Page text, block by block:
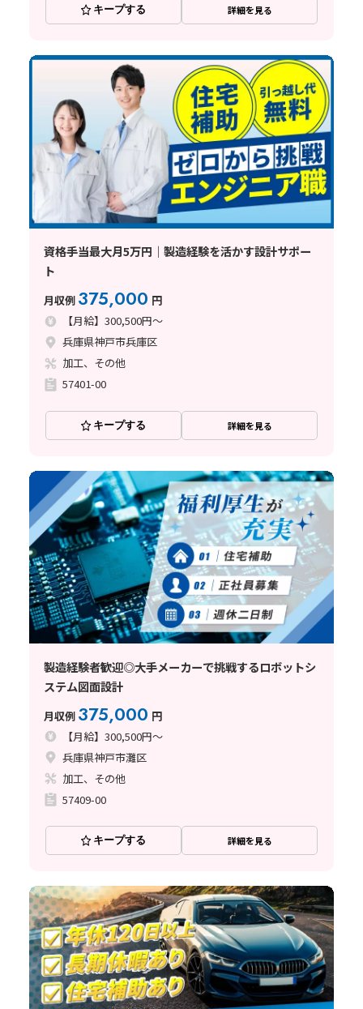
キープする 詳細を見る
資格手当最大月5万円｜製造経験を活かす設計サポー
ト
月収例 375,000 円
【月給】300,500円～
兵庫県神戸市兵庫区
加工、その他
57401-00
キープする 詳細を見る
製造経験者歓迎◎大手メーカーで挑戦するロボットシ
ステム図面設計
月収例 375,000 円
【月給】300,500円～
兵庫県神戸市灘区
加工、その他
57409-00
キープする 詳細を見る